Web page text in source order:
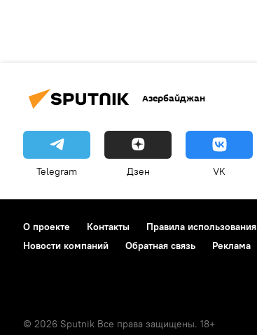
Азербайджан
Telegram Дзен VK
О проекте Контакты Правила использования
Новости компаний
Обратная связь Реклама
© 2026 Sputnik Все права защищены. 18+